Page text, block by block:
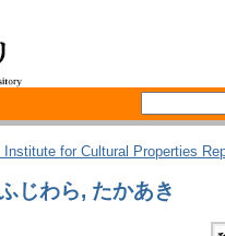
Institute for Cultural Properties
じわら, たかあき